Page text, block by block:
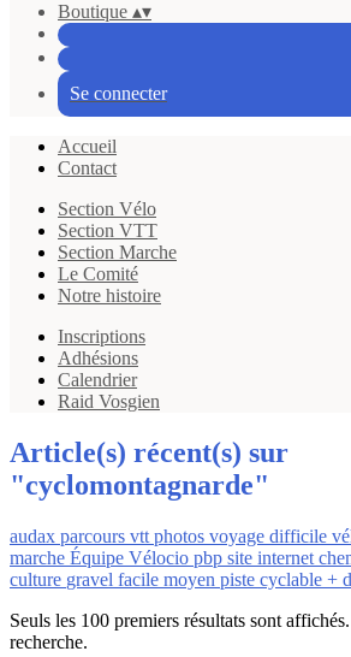
Boutique ▴▾
Se connecter
Accueil
Contact
Section Vélo
Section VTT
Section Marche
Le Comité
Notre histoire
Inscriptions
Adhésions
Calendrier
Raid Vosgien
Article(s) récent(s) sur
"cyclomontagnarde"
audax parcours vtt photos voyage difficile
marche Équipe Vélocio pbp site internet
culture gravel facile moyen piste cyclable +
Seuls les 100 premiers résultats sont
recherche.